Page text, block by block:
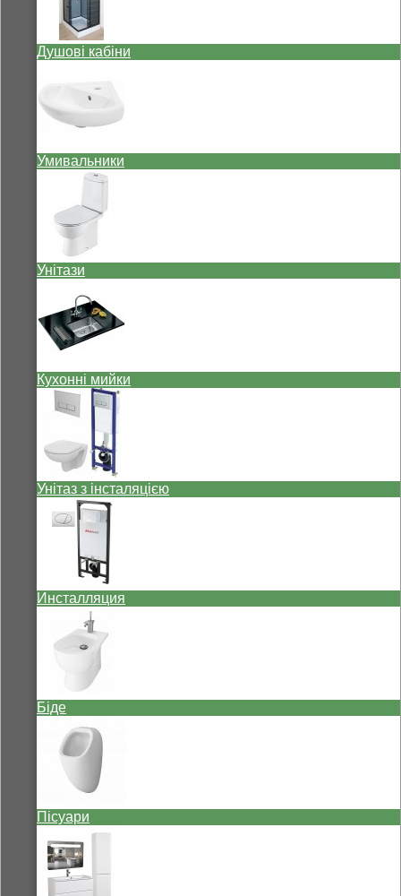
Душові кабіни
Умивальники
Унітази
Кухонні мийки
Унітаз з інсталяцією
Инсталляция
Біде
Пісуари